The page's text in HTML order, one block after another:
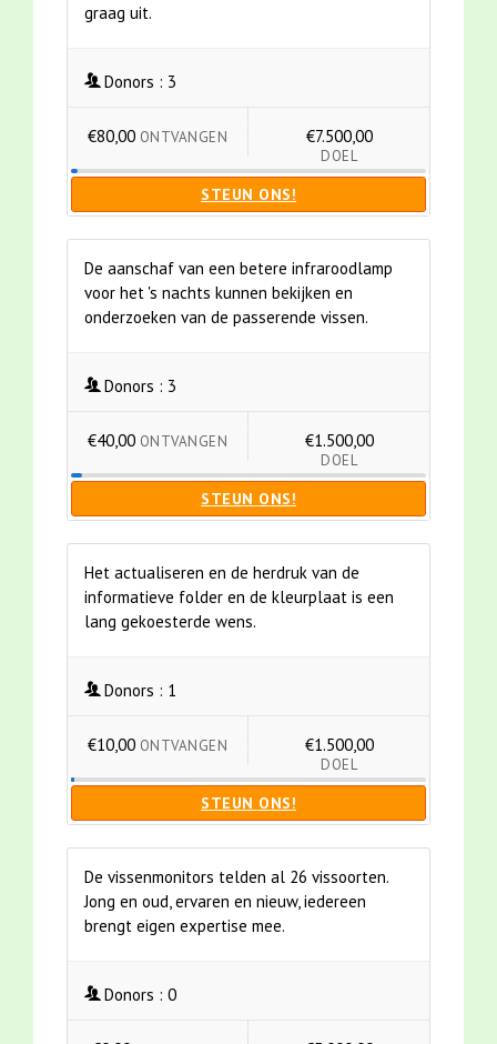
graag uit.
Donors : 3
€80,00 ONTVANGEN €7.500,00
DOEL
STEUN ONS!
De aanschaf van een betere infraroodlamp
voor het 's nachts kunnen bekijken en
onderzoeken van de passerende vissen.
Donors : 3
€40,00 ONTVANGEN €1.500,00
DOEL
STEUN ONS!
Het actualiseren en de herdruk van de
informatieve folder en de kleurplaat is een
lang gekoesterde wens.
Donors : 1
€10,00 ONTVANGEN €1.500,00
DOEL
STEUN ONS!
De vissenmonitors telden al 26 vissoorten.
Jong en oud, ervaren en nieuw, iedereen
brengt eigen expertise mee.
Donors : 0